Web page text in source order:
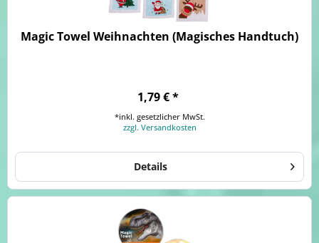
Magic Towel Weihnachten (Magisches Handtuch)
1,79 € *
*inkl. gesetzlicher MwSt.
zzgl. Versandkosten
Details